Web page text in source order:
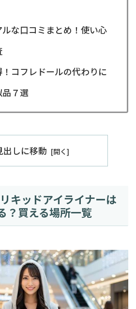
ルな口コミまとめ！使い心
！コフレドールの代わりに
７選
しに移動
キッドアイライナーは
？買える場所一覧